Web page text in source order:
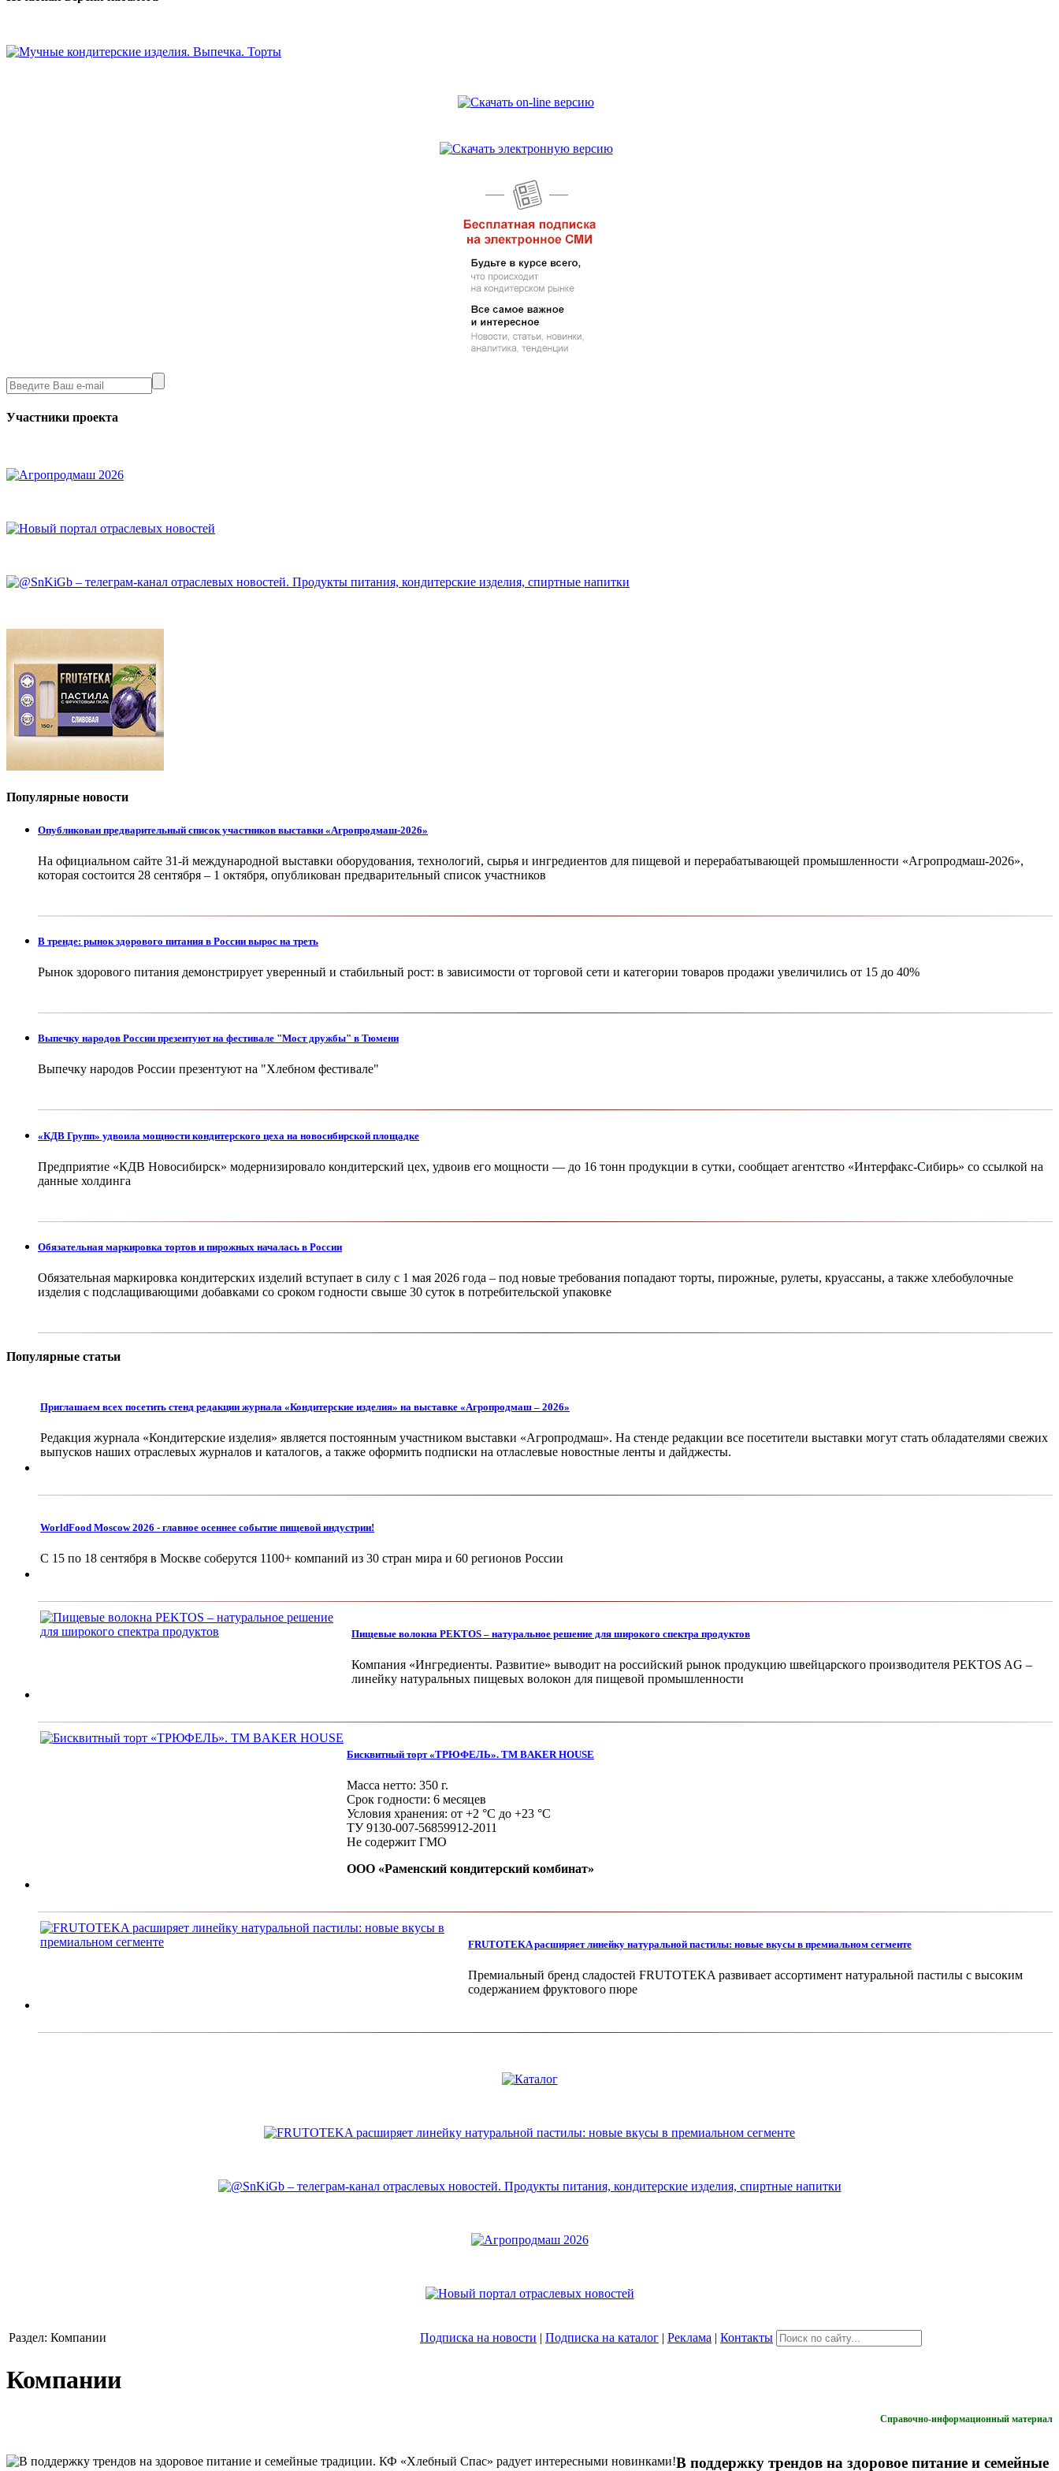
Участники проекта
Популярные новости
Опубликован предварительный список участников выставки «Агропродмаш-2026»
На официальном сайте 31-й международной выставки оборудования, технологий, сырья и ингредиентов для пищевой и перерабатывающей промышленности «Агропродмаш-2026»,
которая состоится 28 сентября – 1 октября, опубликован предварительный список участников
В тренде: рынок здорового питания в России вырос на треть
Рынок здорового питания демонстрирует уверенный и стабильный рост: в зависимости от торговой сети и категории товаров продажи увеличились от 15 до 40%
Выпечку народов России презентуют на фестивале "Мост дружбы" в Тюмени
Выпечку народов России презентуют на "Хлебном фестивале"
«КДВ Групп» удвоила мощности кондитерского цеха на новосибирской площадке
Предприятие «КДВ Новосибирск» модернизировало кондитерский цех, удвоив его мощности — до 16 тонн продукции в сутки, сообщает агентство «Интерфакс-Сибирь» со ссылкой на
данные холдинга
Обязательная маркировка тортов и пирожных началась в России
Обязательная маркировка кондитерских изделий вступает в силу с 1 мая 2026 года – под новые требования попадают торты, пирожные, рулеты, круассаны, а также хлебобулочные
изделия с подслащивающими добавками со сроком годности свыше 30 суток в потребительской упаковке
Популярные статьи
Приглашаем всех посетить стенд редакции журнала «Кондитерские изделия» на выставке «Агропродмаш – 2026»
Редакция журнала «Кондитерские изделия» является постоянным участником выставки «Агропродмаш». На стенде редакции все посетители выставки могут стать обладателями свежих
выпусков наших отраслевых журналов и каталогов, а также оформить подписки на отласлевые новостные ленты и дайджесты.
WorldFood Moscow 2026 - главное осеннее событие пищевой индустрии!
С 15 по 18 сентября в Москве соберутся 1100+ компаний из 30 стран мира и 60 регионов России
Пищевые волокна PEKTOS – натуральное решение для широкого спектра продуктов
Компания «Ингредиенты. Развитие» вы­водит на российский рынок продукцию швей­царского производителя PEKTOS AG –
ли­нейку натуральных пищевых волокон для пи­щевой промышленности
Бисквитный торт «ТРЮФЕЛЬ». ТМ BAKER HOUSE
Масса нетто: 350 г.
Срок годности: 6 месяцев
Условия хранения: от +2 °С до +23 °С
ТУ 9130-007-56859912-2011
Не содержит ГМО
ООО «Раменский кондитерский комбинат»
FRUTOTEKA расширяет линейку натуральной пастилы: новые вкусы в премиальном сегменте
Премиальный бренд сладостей FRUTOTEKA развивает ассортимент натуральной пастилы с высоким
содержанием фруктового пюре
Раздел: Компании Подписка на новости | Подписка на каталог | Реклама | Контакты
Компании
Справочно-информационный материал
В поддержку трендов на здоровое питание и семейные